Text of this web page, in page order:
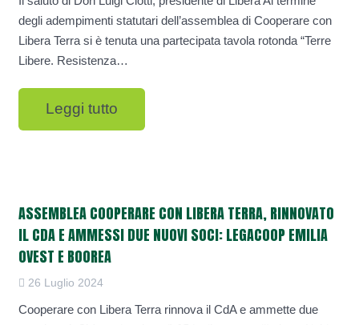
degli adempimenti statutari dell’assemblea di Cooperare con
Libera Terra si è tenuta una partecipata tavola rotonda “Terre
Libere. Resistenza…
Leggi tutto
ASSEMBLEA COOPERARE CON LIBERA TERRA, RINNOVATO
IL CDA E AMMESSI DUE NUOVI SOCI: LEGACOOP EMILIA
OVEST E BOOREA
26 Luglio 2024
Cooperare con Libera Terra rinnova il CdA e ammette due